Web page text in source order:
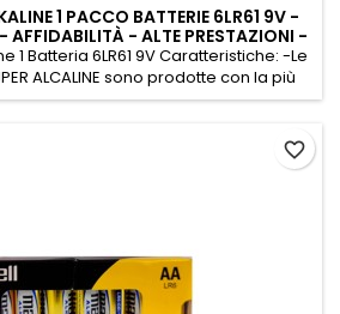
1 PACCO BATTERIE 6LR61 9V -
AFFIDABILITÀ - ALTE PRESTAZIONI -
PRESTAZIO
1 Batteria 6LR61 9V Caratteristiche: -Le
ALCALINE sono prodotte con la più
sul mercato e si distinguono per
modelli in grado di equipaggiare tutti i
favorite_border